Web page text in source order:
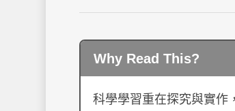
Why Read This?
科學學習重在探究與實作